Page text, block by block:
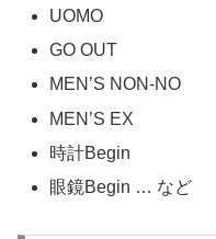
UOMO
GO OUT
MEN’S NON-NO
MEN’S EX
時計Begin
眼鏡Begin … など